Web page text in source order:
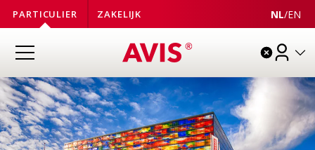
PARTICULIER ZAKELIJK NL/EN